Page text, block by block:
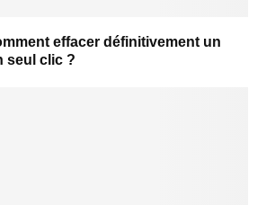
effacer définitivement un
seul clic ?